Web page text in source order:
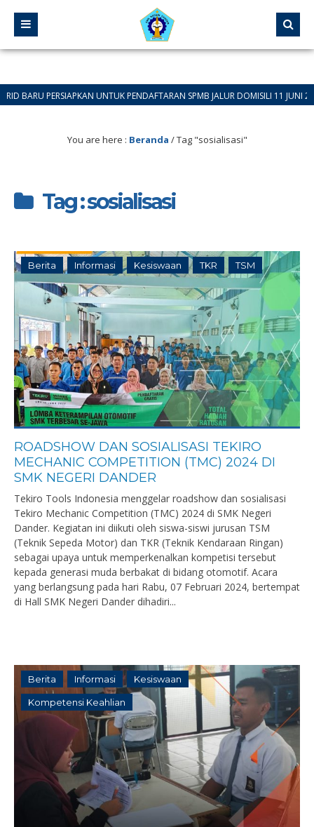
PERSIAPKAN UNTUK PENDAFTARAN SPMB JALUR DOMISILI 11 JUNI 2026
You are here : Beranda /Tag "sosialisasi"
Tag : sosialisasi
Berita Informasi Kesiswaan TKR TSM
ROADSHOW DAN SOSIALISASI TEKIRO
MECHANIC COMPETITION (TMC) 2024 DI
SMK NEGERI DANDER
Tekiro Tools Indonesia menggelar roadshow dan sosialisasi
Tekiro Mechanic Competition (TMC) 2024 di SMK Negeri
Dander. Kegiatan ini diikuti oleh siswa-siswi jurusan TSM
(Teknik Sepeda Motor) dan TKR (Teknik Kendaraan Ringan)
sebagai upaya untuk memperkenalkan kompetisi tersebut
kepada generasi muda berbakat di bidang otomotif. Acara
yang berlangsung pada hari Rabu, 07 Februari 2024, bertempat
di Hall SMK Negeri Dander dihadiri...
Berita Informasi Kesiswaan
Kompetensi Keahlian